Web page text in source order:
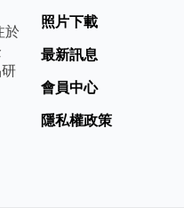
於
照片下載
最新訊息
會員中心
隱私權政策